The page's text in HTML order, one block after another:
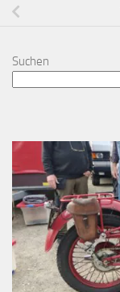
Suchen